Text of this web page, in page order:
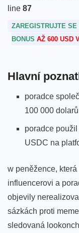
line 87
ZAREGISTRUJTE
BONUS AŽ 600 USD
Hlavní
poradce
100 000⁤
poradce
USDC⁢ na‌
w peněžence,
influencerovi⁢ a
objevily
⁣sázkách proti
sledovaná